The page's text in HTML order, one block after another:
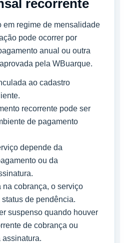
recorrente
em regime de mensalidade
pode ocorrer por
anual ou outra
pela WBuarque.
ao cadastro
recorrente pode ser
de pagamento
depende da
ou da
na cobrança, o serviço
de pendência.
suspenso quando houver
de cobrança ou